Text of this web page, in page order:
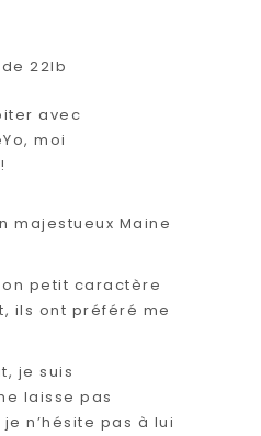
22lb
avec
moi
majestueux Maine
petit caractère
ils ont préféré me
je suis
laisse pas
n’hésite pas à lui